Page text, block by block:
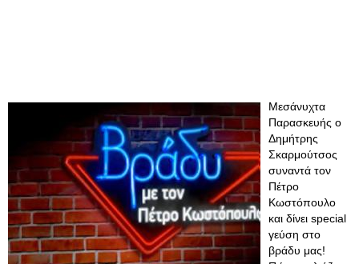
Μεσάνυχτα
Παρασκευής ο
Δημήτρης
Σκαρμούτσος
συναντά τον
Πέτρο
Κωστόπουλο
και δίνει special
γεύση στο
βράδυ μας!